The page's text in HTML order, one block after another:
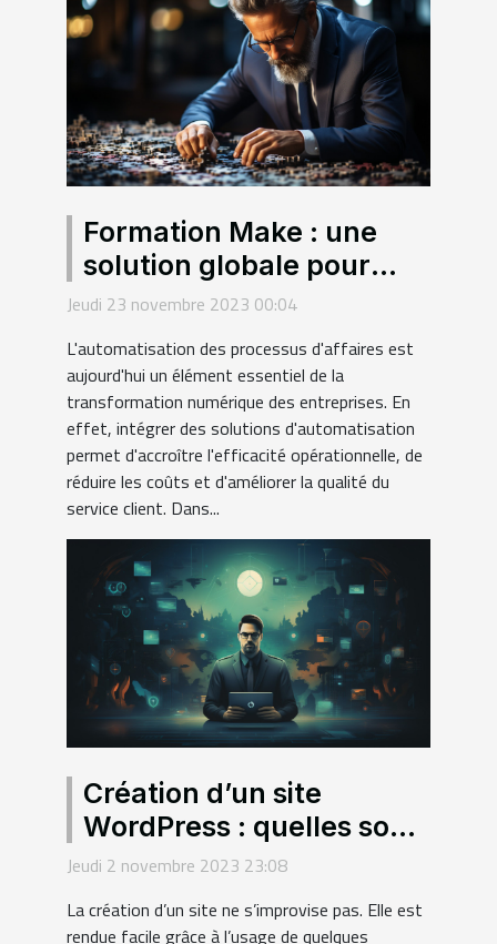
Formation Make : une
solution globale pour
l'automatisation des
Jeudi 23 novembre 2023 00:04
L'automatisation des processus d'affaires est
aujourd'hui un élément essentiel de la
transformation numérique des entreprises. En
effet, intégrer des solutions d'automatisation
permet d'accroître l'efficacité opérationnelle, de
réduire les coûts et d'améliorer la qualité du
service client. Dans...
Création d’un site
WordPress : quelles sont
les dispositions à
conformer au RGPD ?
Jeudi 2 novembre 2023 23:08
La création d’un site ne s’improvise pas. Elle est
rendue facile grâce à l’usage de quelques